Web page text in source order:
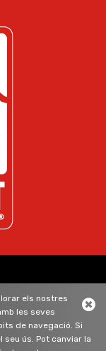
els nostres
les seves
de navegació. Si
seu ús. Pot canviar la